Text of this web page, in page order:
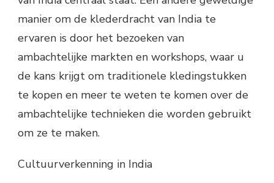
manier om de klederdracht van India te
ervaren is door het bezoeken van
ambachtelijke markten en workshops, waar u
de kans krijgt om traditionele kledingstukken
te kopen en meer te weten te komen over de
ambachtelijke technieken die worden gebruikt
om ze te maken.
Cultuurverkenning in India